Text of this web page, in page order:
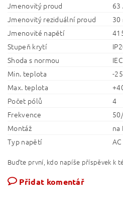
Jmenovitý proud
63
Jmenovitý reziduální proud
30
Jmenovité napětí
Stupeň krytí
Shoda s normou
Min. teplota
-
Max. teplota
Počet pólů
4
Frekvence
Montáž
na
Typ napětí
AC
Buďte první, kdo napíše příspěvek k
Přidat komentář